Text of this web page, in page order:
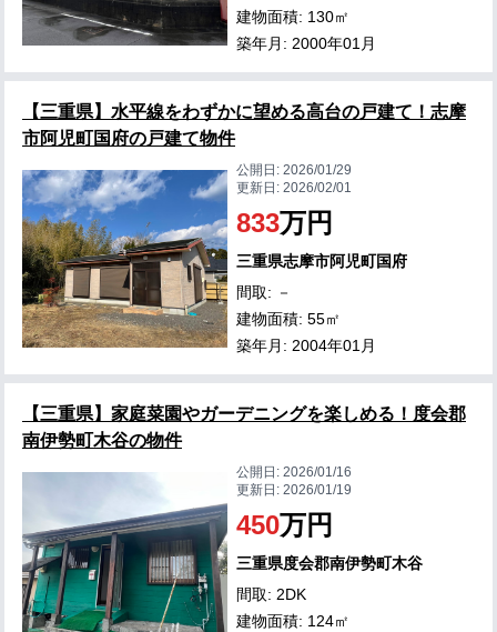
建物面積: 130㎡
築年月: 2000年01月
【三重県】水平線をわずかに望める高台の戸建て！志摩
市阿児町国府の戸建て物件
公開日:2026/01/29
更新日:2026/02/01
833万円
三重県志摩市阿児町国府
間取: －
建物面積: 55㎡
築年月: 2004年01月
【三重県】家庭菜園やガーデニングを楽しめる！度会郡
南伊勢町木谷の物件
公開日:2026/01/16
更新日:2026/01/19
450万円
三重県度会郡南伊勢町木谷
間取: 2DK
建物面積: 124㎡